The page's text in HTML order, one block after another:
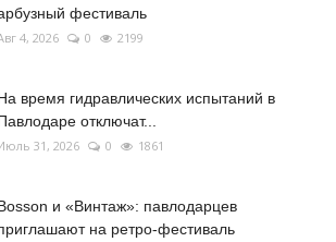
фестиваль
4, 2026 0 2199
время гидравлических испытаний в
отключат...
31, 2026 0 1861
и «Винтаж»: павлодарцев
на ретро-фестиваль